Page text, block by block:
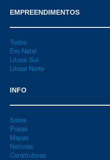
EMPREENDIMENTOS
Todos
Em Natal
Litoral Sul
Litoral Norte
INFO
Sobre
Praias
Mapas
Notícias
Construtoras